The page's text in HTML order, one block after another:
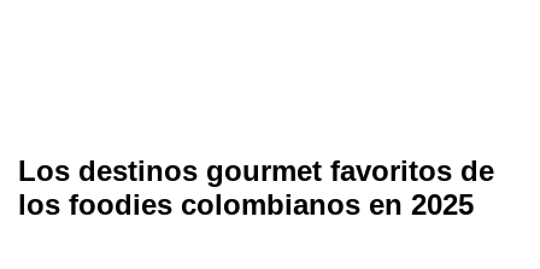
Los destinos gourmet favoritos de
los foodies colombianos en 2025